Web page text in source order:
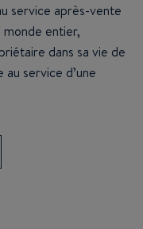
service après-vente
entier,
dans sa vie de
service d’une